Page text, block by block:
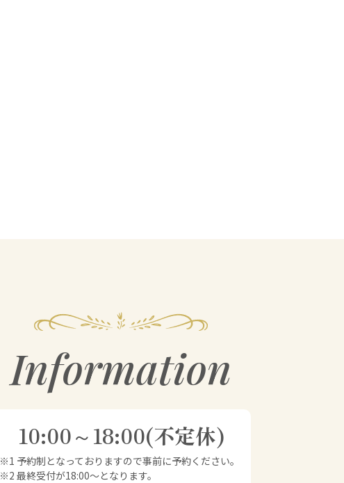
Information
10:00～18:00(不定休)
※1 予約制となっておりますので事前に予約ください。
※2 最終受付が18:00～となります。